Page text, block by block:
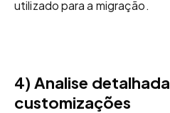
utilizado para a migração.
4) Analise
customizações